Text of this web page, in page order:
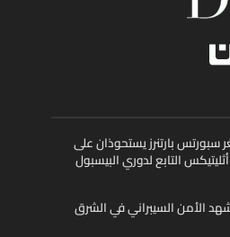
سبورتس بارتنرز يستحوذان على
التابع لدوري البيسبول
الأمن السيبراني في الشرق